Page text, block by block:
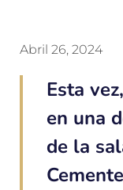
Abril 26, 2024
Esta
en una
de la